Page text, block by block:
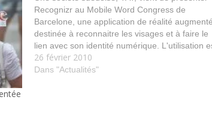
Recognizr au Mobile Word Congress de
Barcelone, une application de réalité
destinée à reconnaitre les visages et à faire le
lien avec son identité numérique. L'utilisation
des plus simple puisqu'il suffit de filmer une
personne pour que l'application, après avoir
26 février 2010
Dans "Actualités"